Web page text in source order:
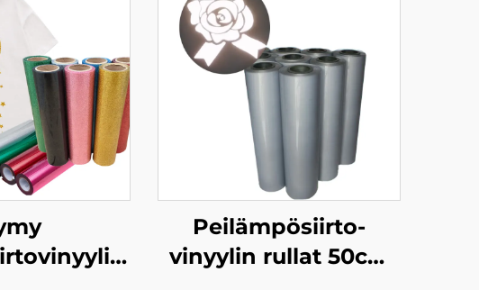
Peilämpösiirto-
vinyylin rullat 50cm